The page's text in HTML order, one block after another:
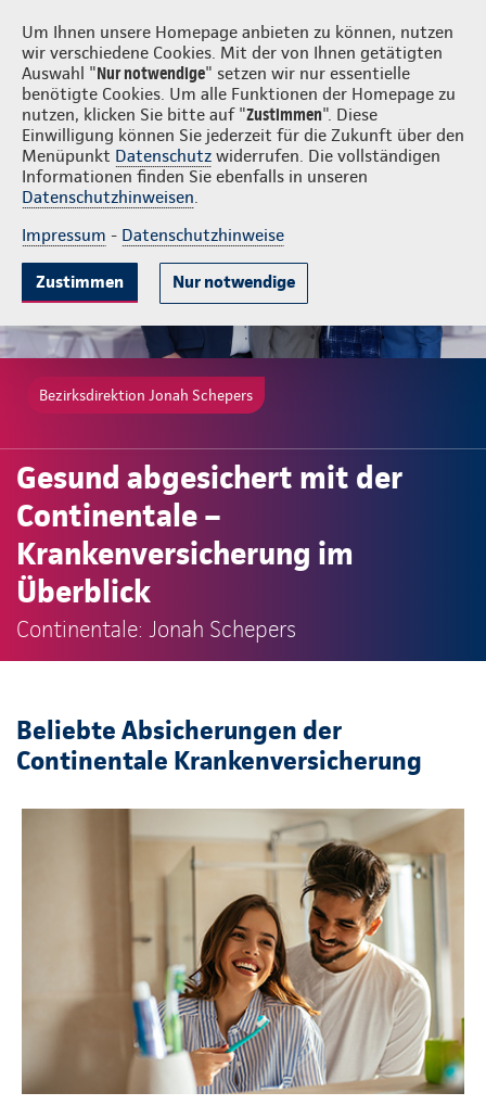
Um Ihnen unsere Homepage anbieten zu können, nutzen
wir verschiedene Cookies. Mit der von Ihnen getätigten
Auswahl "Nur notwendige" setzen wir nur essentielle
benötigte Cookies. Um alle Funktionen der Homepage zu
nutzen, klicken Sie bitte auf "Zustimmen". Diese
Einwilligung können Sie jederzeit für die Zukunft über den
Menüpunkt Datenschutz widerrufen. Die vollständigen
Informationen finden Sie ebenfalls in unseren
Datenschutzhinweisen.
Impressum - Datenschutzhinweise
Zustimmen Nur notwendige
Jonah Schepers Login
Beliebte Produkte Weitere Angebote Beratung & Angebot
Bezirksdirektion Jonah Schepers
Gesund abgesichert mit der
Continentale –
Krankenversicherung im
Überblick
Continentale: Jonah Schepers
Beliebte Absicherungen der
Continentale Krankenversicherung